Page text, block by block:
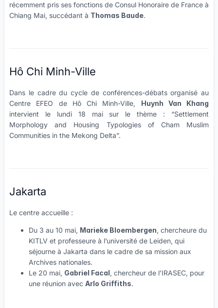
récemment pris ses fonctions de Consul Honoraire de France à
Chiang Mai, succédant à Thomas Baude.
Hô Chi Minh-Ville
Dans le cadre du cycle de conférences-débats organisé au
Centre EFEO de Hô Chi Minh-Ville, Huynh Van Khang
intervient le lundi 18 mai sur le thème : “Settlement
Morphology and Housing Typologies of Cham Muslim
Communities in the Mekong Delta”.
Jakarta
Le centre accueille :
Du 3 au 10 mai, Marieke Bloembergen, chercheure du
KITLV et professeure à l’université de Leiden, qui
séjourne à Jakarta dans le cadre de sa mission aux
Archives nationales.
Le 20 mai, Gabriel Facal, chercheur de l’IRASEC, pour
une réunion avec Arlo Griffiths.